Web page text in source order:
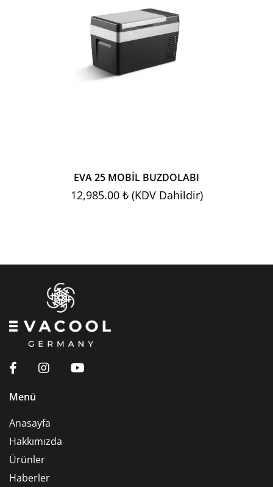
EVA 25 MOBİL BUZDOLABI
12,985.00 ₺ (KDV Dahildir)
Menü
Anasayfa
Hakkımızda
Ürünler
Haberler